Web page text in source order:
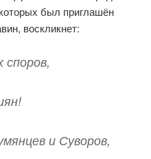
был приглашён
воскликнет:
споров,
и Суворов,